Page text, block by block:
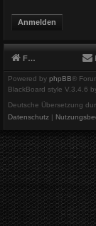
Foren-Übersicht
Powered by phpBB®
BlackBoard style V.3.4.6
Deutsche Übersetzung
Datenschutz |